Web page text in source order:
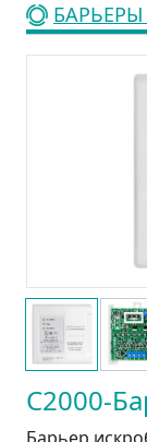
С2000-
Барьер